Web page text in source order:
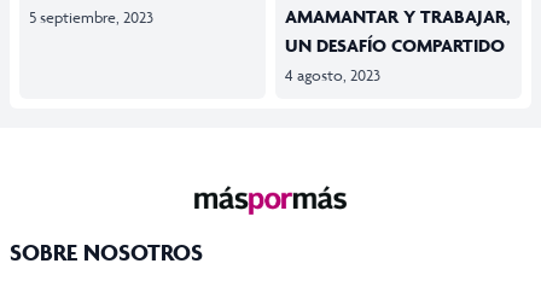
5 septiembre, 2023
AMAMANTAR Y TRABAJAR,
UN DESAFÍO COMPARTIDO
4 agosto, 2023
SOBRE NOSOTROS